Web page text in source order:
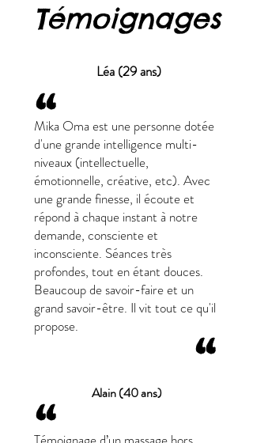
Témoignages
Léa (29 ans)
Mika Oma est une personne dotée
d'une grande intelligence multi-
niveaux (intellectuelle,
émotionnelle, créative, etc). Avec
une grande finesse, il écoute et
répond à chaque instant à notre
demande, consciente et
inconsciente. Séances très
profondes, tout en étant douces.
Beaucoup de savoir-faire et un
grand savoir-être. Il vit tout ce qu'il
propose.
“
“
Alain (40 ans)